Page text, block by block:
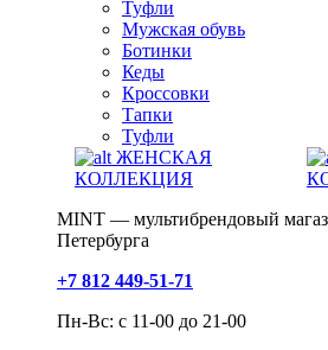
Туфли
Мужская обувь
Ботинки
Кеды
Кроссовки
Тапки
Туфли
ЖЕНСКАЯ
КОЛЛЕКЦИЯ
MINT — мультибрендовый
Петербурга
+7 812 449-51-71
Пн-Вс: с 11-00 до 21-00